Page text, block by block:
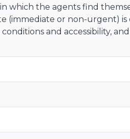
which the agents find
or non-urgent) is
and accessibility,